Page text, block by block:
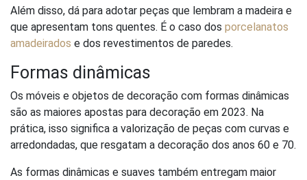
Além disso, dá para adotar peças que lembram a madeira e
que apresentam tons quentes. É o caso dos porcelanatos
amadeirados e dos revestimentos de paredes.
Formas dinâmicas
Os móveis e objetos de decoração com formas dinâmicas
são as maiores apostas para decoração em 2023. Na
prática, isso significa a valorização de peças com curvas e
arredondadas, que resgatam a decoração dos anos 60 e 70.
As formas dinâmicas e suaves também entregam maior